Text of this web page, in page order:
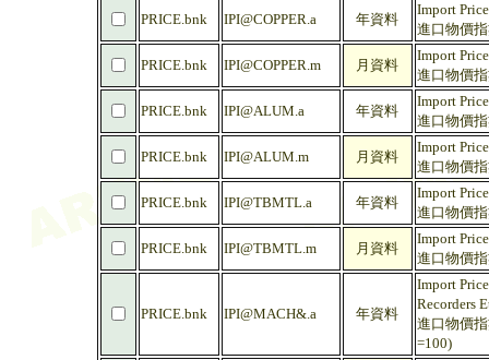
PRICE.bnk IPI@COPPER.a 年資料
Import
進口物價
PRICE.bnk IPI@COPPER.m 月資料
Import
進口物價
PRICE.bnk IPI@ALUM.a 年資料
Import
進口物價
PRICE.bnk IPI@ALUM.m 月資料
Import
進口物價
PRICE.bnk IPI@TBMTL.a 年資料
Import
進口物價
PRICE.bnk IPI@TBMTL.m 月資料
Import
進口物價
PRICE.bnk IPI@MACH&.a 年資料
Import
Recorders
進口物價
=100)